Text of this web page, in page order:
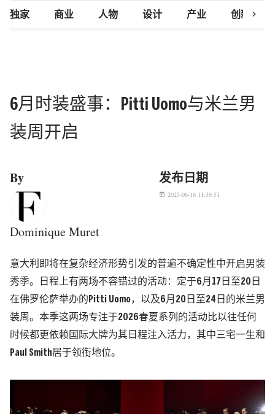
独家 商业 人物 设计 产业 创新研究
chevron_right
6月时装盛事：Pitti Uomo与米兰男
装周开启
By
Dominique Muret
发布日期
today 2025-06-16 11:39:51
意大利即将在复杂经济形势引发的普遍不确定性中开启男装
秀季。日程上有两场不容错过的活动：定于6月17日至20日
在佛罗伦萨举办的Pitti Uomo，以及6月20日至24日的米兰男
装周。本季这两场专注于2026春夏系列的活动比以往任何
时候都更依赖国际大牌为其日程注入活力，其中三宅一生和
Paul Smith居于领衔地位。